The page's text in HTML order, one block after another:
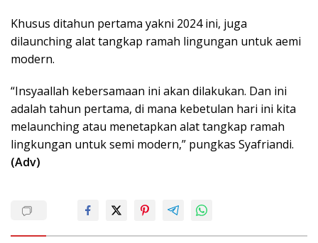
Khusus ditahun pertama yakni 2024 ini, juga
dilaunching alat tangkap ramah lingungan untuk aemi
modern.
“Insyaallah kebersamaan ini akan dilakukan. Dan ini
adalah tahun pertama, di mana kebetulan hari ini kita
melaunching atau menetapkan alat tangkap ramah
lingkungan untuk semi modern,” pungkas Syafriandi.
(Adv)